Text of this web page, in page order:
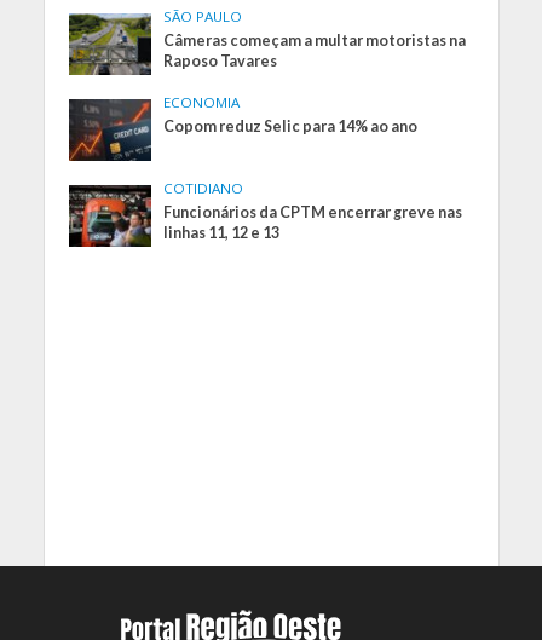
SÃO PAULO
Câmeras começam a multar motoristas na
Raposo Tavares
ECONOMIA
Copom reduz Selic para 14% ao ano
COTIDIANO
Funcionários da CPTM encerrar greve nas
linhas 11, 12 e 13